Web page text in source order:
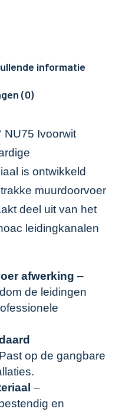
informatie
(0)
NU75 Ivoorwit
is ontwikkeld
muurdoorvoer
deel uit van het
leidingkanalen
afwerking –
de leidingen
op de gangbare
–
en